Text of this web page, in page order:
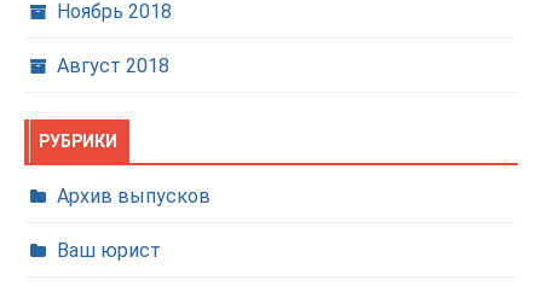
Ноябрь 2018
Август 2018
РУБРИКИ
Архив выпусков
Ваш юрист